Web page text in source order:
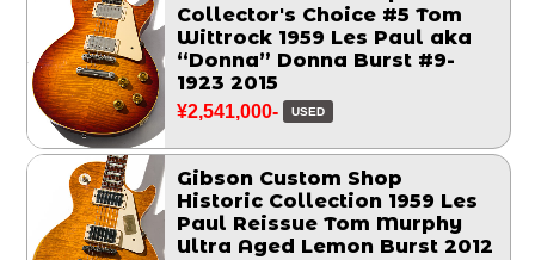
Collector's Choice #5 Tom
Wittrock 1959 Les Paul aka
“Donna” Donna Burst #9-
1923 2015
¥2,541,000- USED
Gibson Custom Shop
Historic Collection 1959 Les
Paul Reissue Tom Murphy
Ultra Aged Lemon Burst 2012